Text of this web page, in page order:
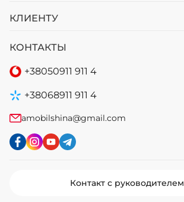
КЛИЕНТУ
КОНТАКТЫ
+38050911 911 4
+38068911 911 4
amobilshina@gmail.com
Контакт с руководителем